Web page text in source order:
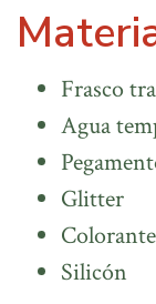
Frasco
Agua
Glitter
Silicón